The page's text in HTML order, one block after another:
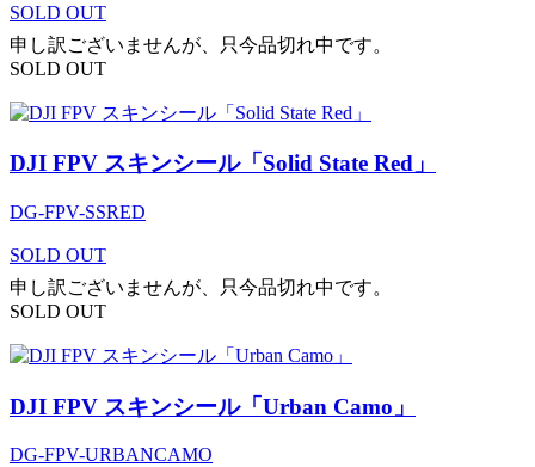
SOLD OUT
申し訳ございませんが、只今品切れ中です。
SOLD OUT
DJI FPV スキンシール「Solid State Red」
DG-FPV-SSRED
SOLD OUT
申し訳ございませんが、只今品切れ中です。
SOLD OUT
DJI FPV スキンシール「Urban Camo」
DG-FPV-URBANCAMO